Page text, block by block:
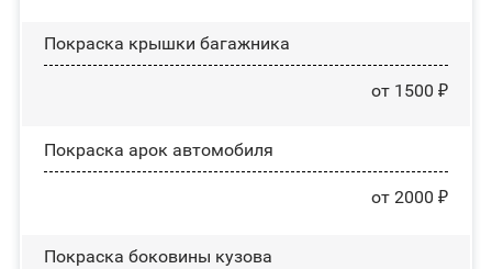
Покраска крышки багажника
от 1500 ₽
Покраска арок автомобиля
от 2000 ₽
Покраска боковины кузова